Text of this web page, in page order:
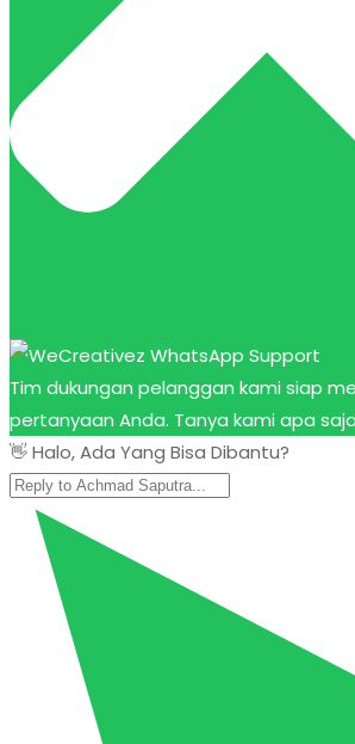
Tim dukungan pelanggan kami siap
pertanyaan Anda. Tanya kami apa
👋 Halo, Ada Yang Bisa Dibantu?